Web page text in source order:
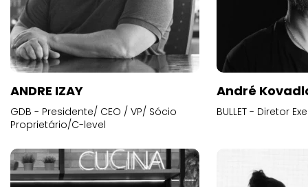
ANDRE IZAY
GDB - Presidente/ CEO / VP/ Sócio
Proprietário/C-level
André
BULLET - Diretor